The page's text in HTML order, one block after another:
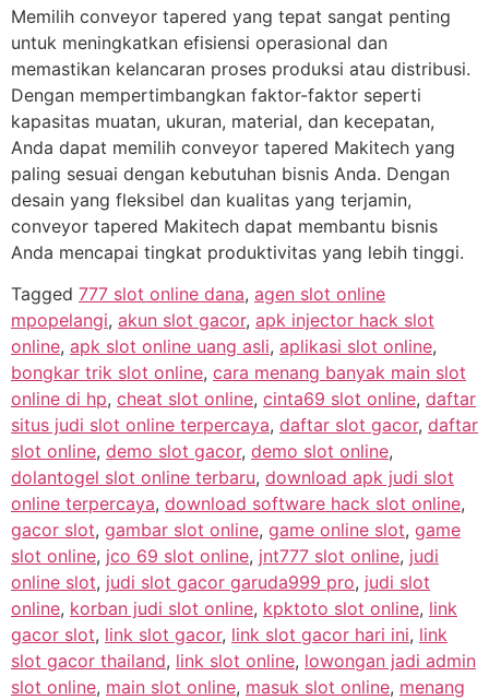
Memilih conveyor tapered yang tepat sangat penting
untuk meningkatkan efisiensi operasional dan
memastikan kelancaran proses produksi atau distribusi.
Dengan mempertimbangkan faktor-faktor seperti
kapasitas muatan, ukuran, material, dan kecepatan,
Anda dapat memilih conveyor tapered Makitech yang
paling sesuai dengan kebutuhan bisnis Anda. Dengan
desain yang fleksibel dan kualitas yang terjamin,
conveyor tapered Makitech dapat membantu bisnis
Anda mencapai tingkat produktivitas yang lebih tinggi.
Tagged 777 slot online dana, agen slot online
mpopelangi, akun slot gacor, apk injector hack slot
online, apk slot online uang asli, aplikasi slot online,
bongkar trik slot online, cara menang banyak main slot
online di hp, cheat slot online, cinta69 slot online, daftar
situs judi slot online terpercaya, daftar slot gacor, daftar
slot online, demo slot gacor, demo slot online,
dolantogel slot online terbaru, download apk judi slot
online terpercaya, download software hack slot online,
gacor slot, gambar slot online, game online slot, game
slot online, jco 69 slot online, jnt777 slot online, judi
online slot, judi slot gacor garuda999 pro, judi slot
online, korban judi slot online, kpktoto slot online, link
gacor slot, link slot gacor, link slot gacor hari ini, link
slot gacor thailand, link slot online, lowongan jadi admin
slot online, main slot online, masuk slot online, menang